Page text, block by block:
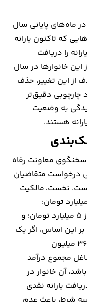
ماه‌های پایانی سال
که تاکنون یارانه
را دریافت
خانوارها در سال
از این تغییر، حذف
چارچوبی دقیق‌تر
به وضعیت
هستند.
معاونت رفاه
درخواست متقاضیان
نخست، مالکیت
املاک و مستغلات با ارزش بیش از ۵۰ میلیارد تومان؛
دوم، داشتن خودرویی با ارزش بیش از ۵ میلیارد تومان؛ و
این اساس، اگر یک
فرد شاغل دارای درآمد ماهانه بیش از ۳۶ میلیون
مجموع درآمد
ماه باشد، آن خانوار در
یارانه نقدی